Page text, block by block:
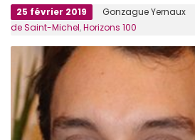
25 février 2019 Gonzague Yernaux
de Saint-Michel,Horizons 100